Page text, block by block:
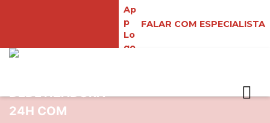
FALAR COM ESPECIALISTA